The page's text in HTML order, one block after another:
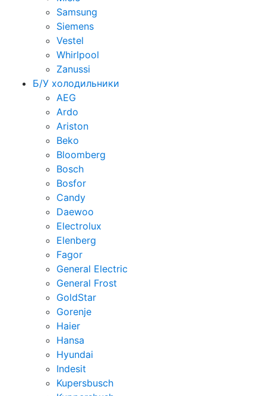
Samsung
Siemens
Vestel
Whirlpool
Zanussi
Б/У холодильники
AEG
Ardo
Ariston
Beko
Bloomberg
Bosch
Bosfor
Candy
Daewoo
Electrolux
Elenberg
Fagor
General Electric
General Frost
GoldStar
Gorenje
Haier
Hansa
Hyundai
Indesit
Kupersbusch